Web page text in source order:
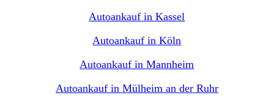
Autoankauf in Kassel
Autoankauf in Köln
Autoankauf in Mannheim
Autoankauf in Mülheim an der Ruhr